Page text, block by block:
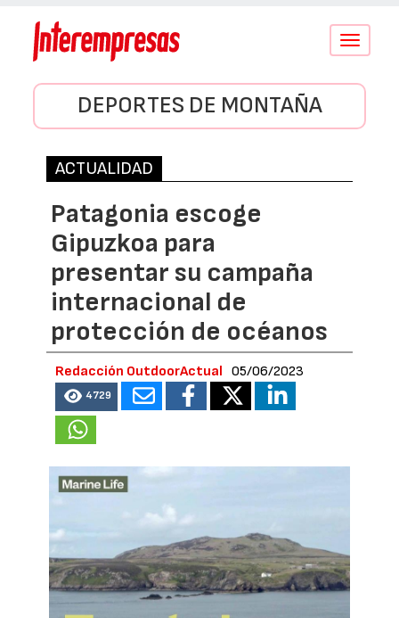
Conmutar
DEPORTES DE MONTAÑA
ACTUALIDAD
Patagonia escoge
Gipuzkoa para
presentar su campaña
internacional de
protección de océanos
Redacción OutdoorActual 05/06/2023
4729